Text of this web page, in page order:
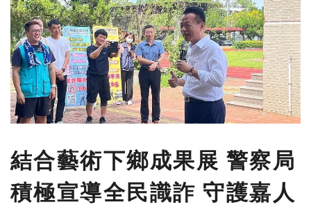
登入
刊登
結合藝術下鄉成果展 警察局
積極宣導全民識詐 守護嘉人